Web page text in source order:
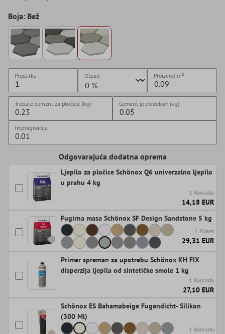
Boja: Bež
Prostirka Otpad Proizvod m²
Trebate cement za pločice (kg) Cement je potreban (kg)
Impregnacija
Odgovarajuća dodatna oprema
Ljepilo za pločice Schönox Q6 univerzalno ljepilo
u prahu 4 kg
1 Komadu
14,18 EUR
Fugirna masa Schönox SF Design Sandstone 5 kg
1 Paket
29,31 EUR
Primer spreman za upotrebu Schönox KH FIX
disperzija ljepila od sintetičke smole 1 kg
1 Komadu
27,10 EUR
Schönox ES Bahamabeige Fugendicht- Silikon
(300 Ml)
1 Komadu